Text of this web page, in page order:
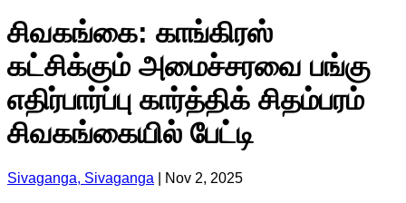
சிவகங்கை: காங்கிரஸ்
கட்சிக்கும் அமைச்சரவை பங்கு
எதிர்பார்ப்பு கார்த்திக் சிதம்பரம்
சிவகங்கையில் பேட்டி
Sivaganga, Sivaganga Nov 2, 2025